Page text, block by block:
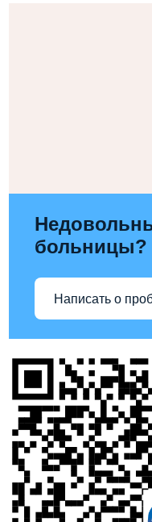
больницы?
Написать о